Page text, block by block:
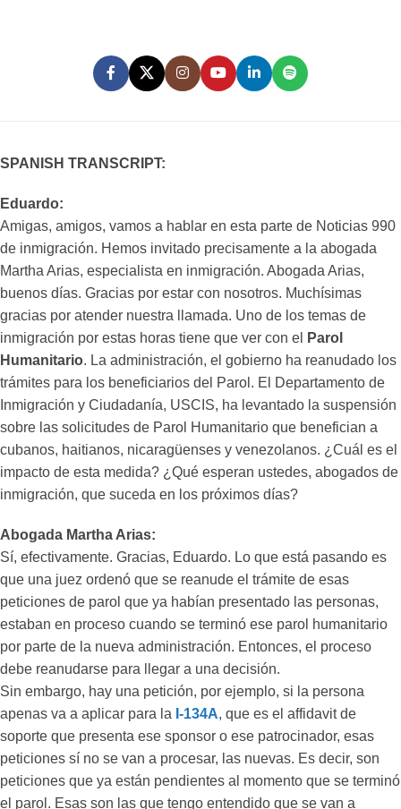
SPANISH TRANSCRIPT:
Eduardo:
Amigas, amigos, vamos a hablar en esta parte de Noticias 990
de inmigración. Hemos invitado precisamente a la abogada
Martha Arias, especialista en inmigración. Abogada Arias,
buenos días. Gracias por estar con nosotros. Muchísimas
gracias por atender nuestra llamada. Uno de los temas de
inmigración por estas horas tiene que ver con el
Parol
Humanitario. La administración, el gobierno ha reanudado los
trámites para los beneficiarios del Parol. El Departamento de
Inmigración y Ciudadanía, USCIS, ha levantado la suspensión
sobre las solicitudes de Parol Humanitario que benefician a
cubanos, haitianos, nicaragüenses y venezolanos. ¿Cuál es el
impacto de esta medida? ¿Qué esperan ustedes, abogados de
inmigración, que suceda en los próximos días?
Abogada Martha Arias:
Sí, efectivamente. Gracias, Eduardo. Lo que está pasando es
que una juez ordenó que se reanude el trámite de esas
peticiones de parol que ya habían presentado las personas,
estaban en proceso cuando se terminó ese parol humanitario
por parte de la nueva administración. Entonces, el proceso
debe reanudarse para llegar a una decisión.
Sin embargo, hay una petición, por ejemplo, si la persona
apenas va a aplicar para la I-134A, que es el affidavit de
soporte que presenta ese sponsor o ese patrocinador, esas
peticiones sí no se van a procesar, las nuevas. Es decir, son
peticiones que ya están pendientes al momento que se terminó
el parol. Esas son las que tengo entendido que se van a